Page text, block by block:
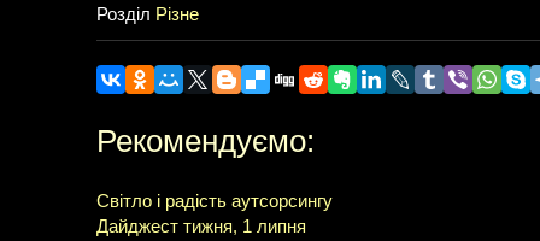
Розділ Різне
Рекомендуємо:
Світло і радість аутсорсингу
Дайджест тижня, 1 липня